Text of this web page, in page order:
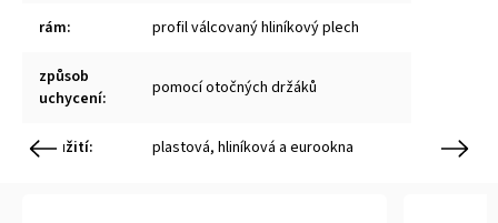
rám: profil válcovaný hliníkový plech
způsob
uchycení: pomocí otočných držáků
použití: plastová, hliníková a eurookna
Previous Next